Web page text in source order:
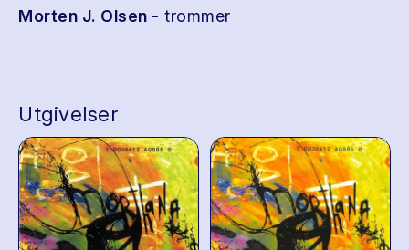
Morten J. Olsen - trommer
Utgivelser